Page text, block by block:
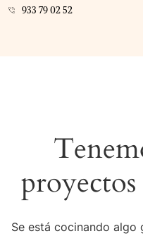
933 79 02 52
Se está cocinando algo